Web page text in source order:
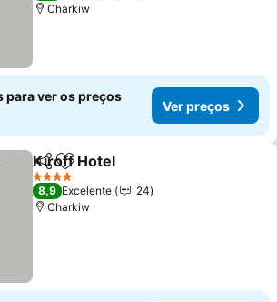
Charkiw
para ver os preços
Ver preços
PartilharAdicionar aos favoritos
Kiroff Hotel
4 Estrelas
8,9 Excelente
24
Charkiw